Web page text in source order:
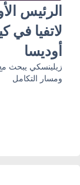
الرئيس
لاتفيا في
أوديسا
زيلينسكي يبحث
ومسار التكامل